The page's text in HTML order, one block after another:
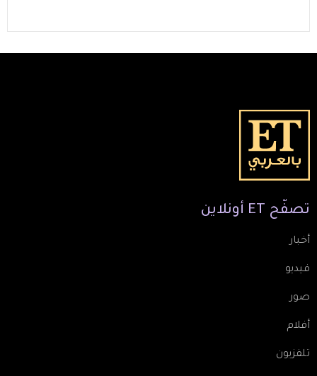
تصفّح ET أونلاين
أخبار
فيديو
صور
أفلام
تلفزيون